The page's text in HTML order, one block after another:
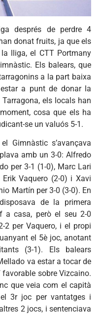
després de perdre 4
donat fruits, ja que els
lliga, el CTT Portmany
Els balears, que
a la part baixa
a punt de donar la
els locals han
cosa que els ha
se un valuós 5-1.
Gimnàstic s’avançava
amb un 3-0: Alfredo
per 3-1 (1-0), Marc Lari
Vaquero (2-0) i Xavi
Martín per 3-0 (3-0). En
de la primera
a casa, però el seu 2-0
2 per Vaquero, i el propi
el 5è joc, anotant
(3-1). Els balears
va estar a tocar de
sobre Vizcaino.
que veia com el capità
3r joc per vantatges i
2 jocs, i sentenciava